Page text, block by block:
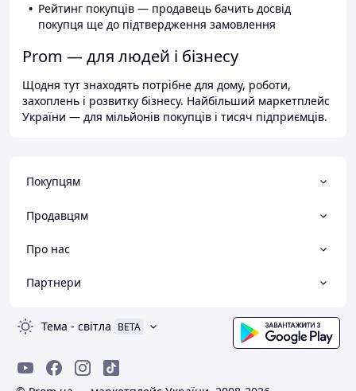
Рейтинг покупців — продавець бачить досвід
покупця ще до підтвердження замовлення
Prom — для людей і бізнесу
Щодня тут знаходять потрібне для дому, роботи,
захоплень і розвитку бізнесу. Найбільший маркетплейс
України — для мільйонів покупців і тисяч підприємців.
Покупцям
Продавцям
Про нас
Партнери
Тема - світла BETA